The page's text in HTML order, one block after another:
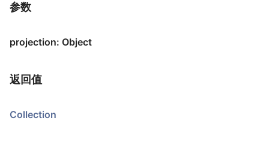
参数
projection: Object
返回值
Collection